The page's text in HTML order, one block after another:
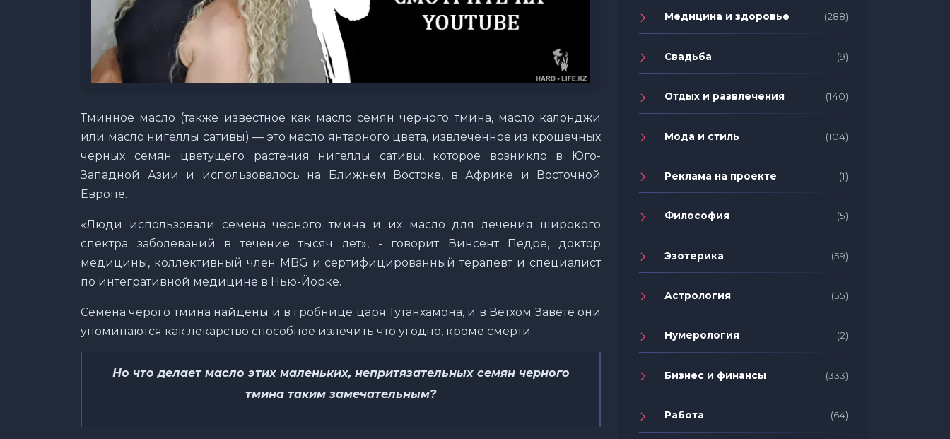
Тминное масло (также известное как масло семян черного тмина, масло калонджи
или масло нигеллы сативы) — это масло янтарного цвета, извлеченное из крошечных
черных семян цветущего растения нигеллы сативы, которое возникло в Юго-
Западной Азии и использовалось на Ближнем Востоке, в Африке и Восточной
Европе.
«Люди использовали семена черного тмина и их масло для лечения широкого
спектра заболеваний в течение тысяч лет», - говорит Винсент Педре, доктор
медицины, коллективный член MBG и сертифицированный терапевт и специалист
по интегративной медицине в Нью-Йорке.
Семена черого тмина найдены и в гробнице царя Тутанхамона, и в Ветхом Завете они
упоминаются как лекарство способное излечить что угодно, кроме смерти.
Но что делает масло этих маленьких, непритязательных семян черного
тмина таким замечательным?
Медицина и здоровье (288)
Свадьба (9)
Отдых и развлечения (140)
Мода и стиль (104)
Реклама на проекте (1)
Философия (5)
Эзотерика (59)
Астрология (55)
Нумерология (2)
Бизнес и финансы (333)
Работа (64)